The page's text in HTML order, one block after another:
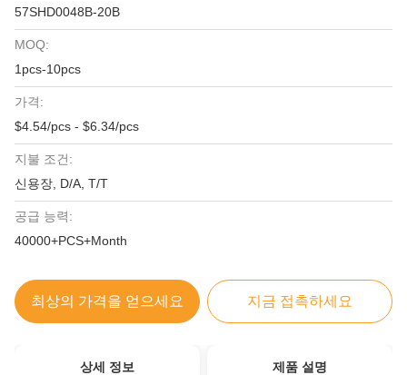
57SHD0048B-20B
MOQ:
1pcs-10pcs
가격:
$4.54/pcs - $6.34/pcs
지불 조건:
신용장, D/A, T/T
공급 능력:
40000+PCS+Month
최상의 가격을 얻으세요 지금 접촉하세요
상세 정보 제품 설명